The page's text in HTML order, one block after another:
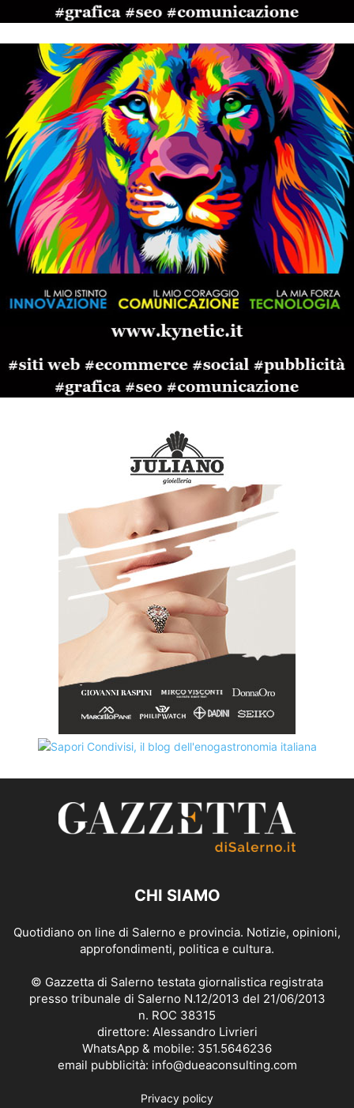
CHI SIAMO
Quotidiano on line di Salerno e provincia. Notizie, opinioni,
approfondimenti, politica e cultura.
© Gazzetta di Salerno testata giornalistica registrata
presso tribunale di Salerno N.12/2013 del 21/06/2013
n. ROC 38315
direttore: Alessandro Livrieri
WhatsApp & mobile: 351.5646236
email pubblicità: info@dueaconsulting.com
Privacy policy